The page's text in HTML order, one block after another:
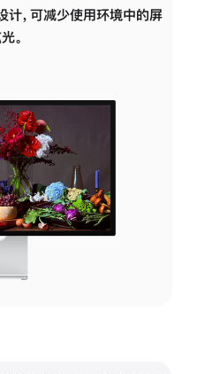
，可减少使用环境中的屏
。